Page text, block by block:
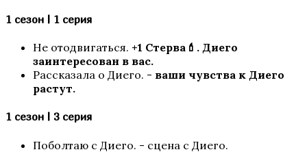
Сага о Грозах
1 сезон | 1 серия
Не отодвигаться. +1 Стерва💄. Диего
заинтересован в вас.
Рассказала о Диего. - ваши чувства к Диего
растут.
1 сезон | 3 серия
Поболтаю с Диего. - сцена с Диего.